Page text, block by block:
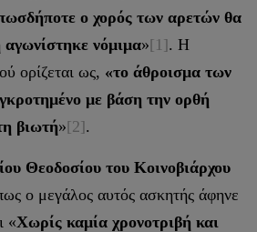
ο χορός των αρετών θα
νόμιμα»[1]. Η
ορίζεται ως, «το άθροισμα των
με βάση την ορθή
βιωτή»[2].
Θεοδοσίου του Κοινοβιάρχου
ο μεγάλος αυτός ασκητής άφηνε
«Χωρίς καμία χρονοτριβή και